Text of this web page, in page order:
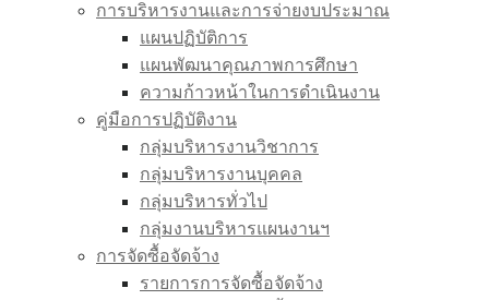
การบริหารงานและการจ่ายงบประมาณ
แผนปฏิบัติการ
แผนพัฒนาคุณภาพการศึกษา
ความก้าวหน้าในการดำเนินงาน
คู่มือการปฏิบัติงาน
กลุ่มบริหารงานวิชาการ
กลุ่มบริหารงานบุคคล
กลุ่มบริหารทั่วไป
กลุ่มงานบริหารแผนงานฯ
การจัดซื้อจัดจ้าง
รายการการจัดซื้อจัดจ้าง